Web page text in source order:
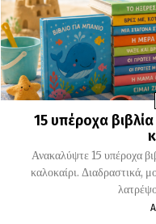
15 υπέροχα
Ανακαλύψτε 15 υπέροχα
καλοκαίρι. Διαδραστικά,